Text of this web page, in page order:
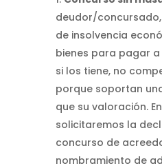
deudor/
de insolvencia
bienes para pagar
si los tiene, no
porque soportan
que su valoración.
solicitaremos la
concurso de
nombramiento de